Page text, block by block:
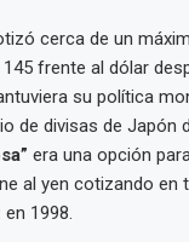
cerca de un
frente al dólar
su política
de divisas de Japón
era una opción
al yen cotizando en
1998.